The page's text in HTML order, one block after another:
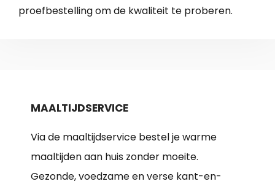
proefbestelling om de kwaliteit te proberen.
MAALTIJDSERVICE
Via de maaltijdservice bestel je warme
maaltijden aan huis zonder moeite.
Gezonde, voedzame en verse kant-en-